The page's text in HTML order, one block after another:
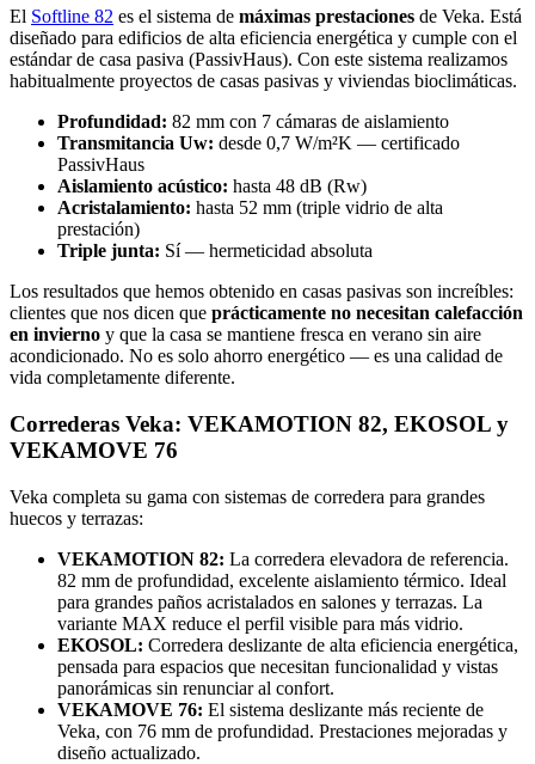
El Softline 82 es el sistema de máximas prestaciones de Veka. Está
diseñado para edificios de alta eficiencia energética y cumple con el
estándar de casa pasiva (PassivHaus). Con este sistema realizamos
habitualmente proyectos de casas pasivas y viviendas bioclimáticas.
Profundidad: 82 mm con 7 cámaras de aislamiento
Transmitancia Uw: desde 0,7 W/m²K — certificado
PassivHaus
Aislamiento acústico: hasta 48 dB (Rw)
Acristalamiento: hasta 52 mm (triple vidrio de alta
prestación)
Triple junta: Sí — hermeticidad absoluta
Los resultados que hemos obtenido en casas pasivas son increíbles:
clientes que nos dicen que prácticamente no necesitan calefacción
en invierno y que la casa se mantiene fresca en verano sin aire
acondicionado. No es solo ahorro energético — es una calidad de
vida completamente diferente.
Correderas Veka: VEKAMOTION 82, EKOSOL y
VEKAMOVE 76
Veka completa su gama con sistemas de corredera para grandes
huecos y terrazas:
VEKAMOTION 82: La corredera elevadora de referencia.
82 mm de profundidad, excelente aislamiento térmico. Ideal
para grandes paños acristalados en salones y terrazas. La
variante MAX reduce el perfil visible para más vidrio.
EKOSOL: Corredera deslizante de alta eficiencia energética,
pensada para espacios que necesitan funcionalidad y vistas
panorámicas sin renunciar al confort.
VEKAMOVE 76: El sistema deslizante más reciente de
Veka, con 76 mm de profundidad. Prestaciones mejoradas y
diseño actualizado.